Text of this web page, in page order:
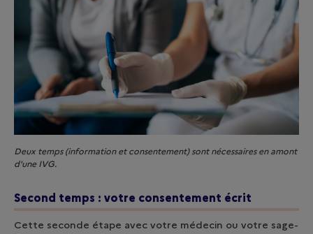
Deux temps (information et consentement) sont nécessaires en amont
d'une IVG.
Second temps : votre consentement écrit
Cette seconde étape avec votre médecin ou votre sage-